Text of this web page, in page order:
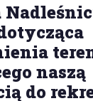
naszą
do